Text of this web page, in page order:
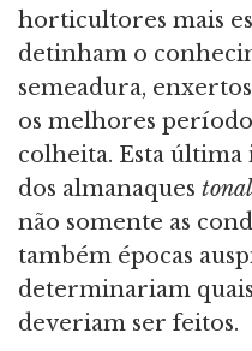
horticultores mais
detinham o
semeadura,
os melhores
colheita. Esta
dos almanaques
não somente as
também épocas
determinariam
deveriam ser feitos.